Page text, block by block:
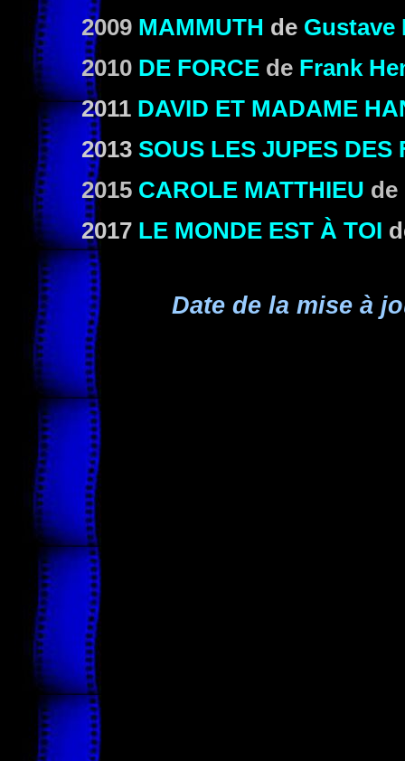
2009 MAMMUTH de Gustave
2010 DE FORCE de Frank
2011 DAVID ET MADAME
2013 SOUS LES JUPES DES
2015 CAROLE MATTHIEU de
2017 LE MONDE EST À TOI
Date de la mise à